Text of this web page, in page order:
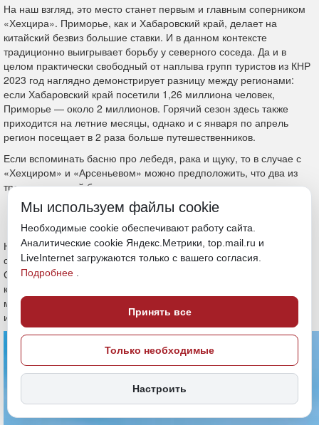
На наш взгляд, это место станет первым и главным соперником
«Хехцира». Приморье, как и Хабаровский край, делает на
китайский безвиз большие ставки. И в данном контексте
традиционно выигрывает борьбу у северного соседа. Да и в
целом практически свободный от наплыва групп туристов из КНР
2023 год наглядно демонстрирует разницу между регионами:
если Хабаровский край посетили 1,26 миллиона человек,
Приморье — около 2 миллионов. Горячий сезон здесь также
приходится на летние месяцы, однако и с января по апрель
регион посещает в 2 раза больше путешественников.
Если вспоминать басню про лебедя, рака и щуку, то в случае с
«Хехциром» и «Арсеньевом» можно предположить, что два из
трех персонажей басни определены.
Камчатка и ее «Три вулкана»
На днях правительство Камчатского края объявило о том, что в
сентябре начнется строительство парка «Три вулкана».
Стоимость объекта в 60 километрах от аэропорта Елизово и в 80
километрах от Петропавловска-Камчатского оценивается в 42
миллиарда рублей. И дело не только в полуостровных ценах, но
и предполагаемом размахе.
Мы используем файлы cookie
Необходимые cookie обеспечивают работу сайта.
Аналитические cookie Яндекс.Метрики, top.mail.ru и
LiveInternet загружаются только с вашего согласия.
Подробнее
Принять все
Только необходимые
Настроить